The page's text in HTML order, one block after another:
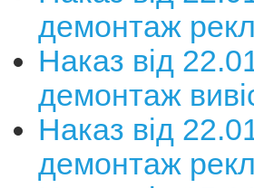
демонтаж
Наказ від
демонтаж
Наказ від
демонтаж